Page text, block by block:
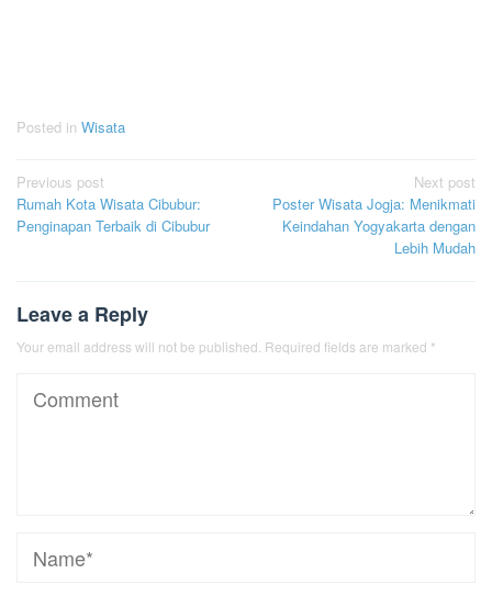
Posted in Wisata
Post
navigation
Previous post
Rumah Kota Wisata Cibubur:
Penginapan Terbaik di Cibubur
Next post
Poster Wisata Jogja: Menikmati
Keindahan Yogyakarta dengan
Lebih Mudah
Leave a Reply
Your email address will not be published. Required fields are marked *